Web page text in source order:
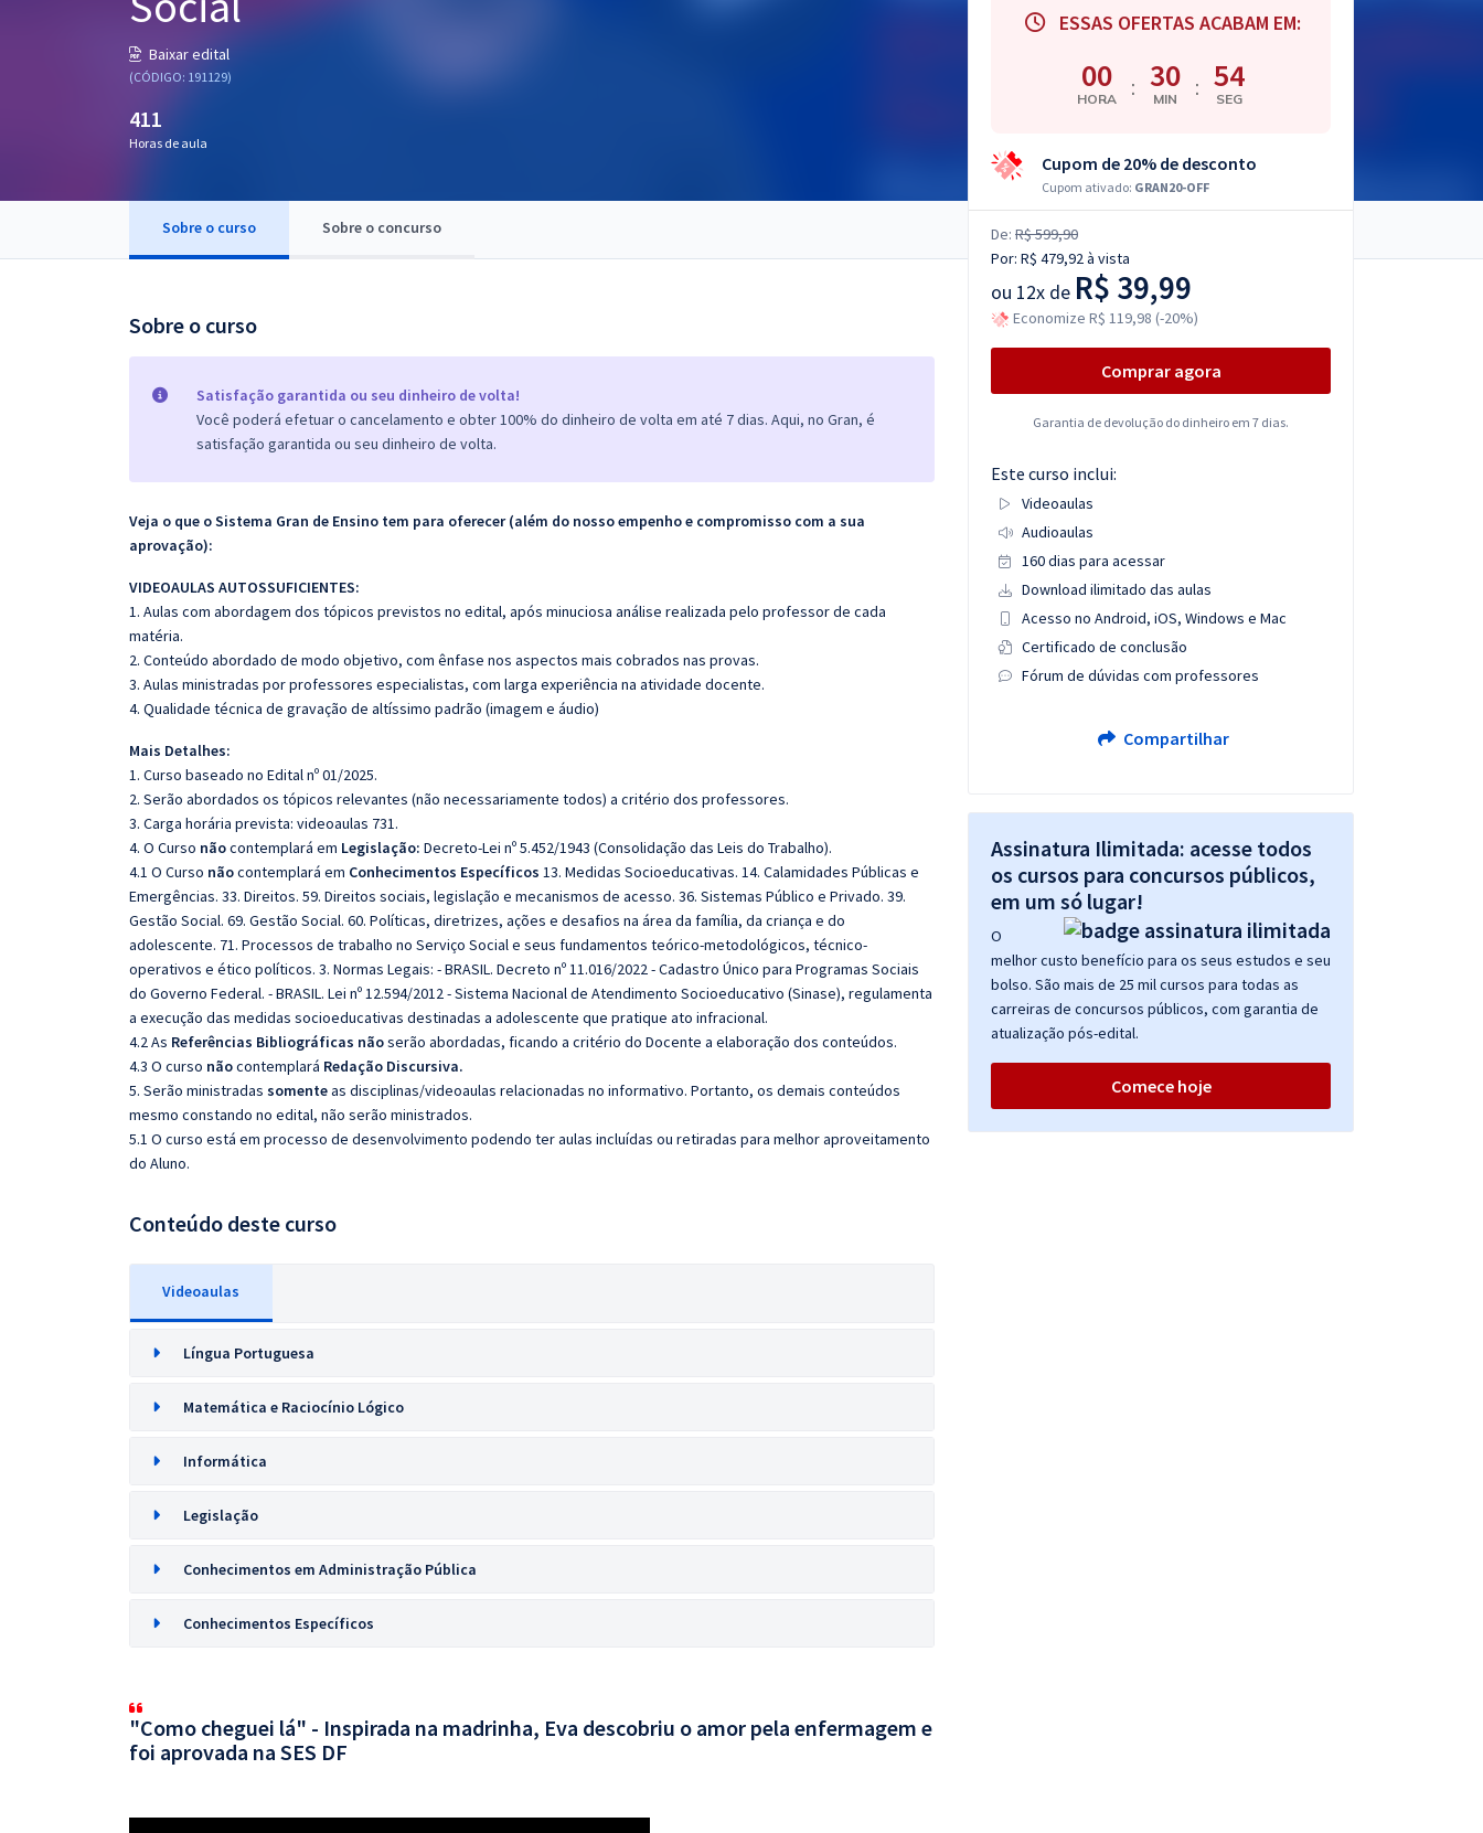
Baixar edital
(CÓDIGO: 191129)
411
Horas de aula
Sobre o curso Sobre o concurso
Sobre o curso
Satisfação garantida ou seu dinheiro de volta!
Você poderá efetuar o cancelamento e obter 100% do dinheiro de volta em até 7 dias. Aqui, no Gran, é
satisfação garantida ou seu dinheiro de volta.
Veja o que o Sistema Gran de Ensino tem para oferecer (além do nosso empenho e compromisso com a sua
aprovação):
VIDEOAULAS AUTOSSUFICIENTES:
1. Aulas com abordagem dos tópicos previstos no edital, após minuciosa análise realizada pelo professor de cada
matéria.
2. Conteúdo abordado de modo objetivo, com ênfase nos aspectos mais cobrados nas provas.
3. Aulas ministradas por professores especialistas, com larga experiência na atividade docente.
4. Qualidade técnica de gravação de altíssimo padrão (imagem e áudio)
Mais Detalhes:
1. Curso baseado no Edital nº 01/2025.
2. Serão abordados os tópicos relevantes (não necessariamente todos) a critério dos professores.
3. Carga horária prevista: videoaulas 731.
4. O Curso nãocontemplará em Legislação: Decreto-Lei nº 5.452/1943 (Consolidação das Leis do Trabalho).
4.1 O Curso nãocontemplará em Conhecimentos Específicos 13. Medidas Socioeducativas. 14. Calamidades Públicas e
Emergências. 33. Direitos. 59. Direitos sociais, legislação e mecanismos de acesso. 36. Sistemas Público e Privado. 39.
Gestão Social. 69. Gestão Social. 60. Políticas, diretrizes, ações e desafios na área da família, da criança e do
adolescente. 71. Processos de trabalho no Serviço Social e seus fundamentos teórico-metodológicos, técnico-
operativos e ético políticos. 3. Normas Legais: - BRASIL. Decreto nº 11.016/2022 - Cadastro Único para Programas Sociais
do Governo Federal. - BRASIL. Lei nº 12.594/2012 - Sistema Nacional de Atendimento Socioeducativo (Sinase), regulamenta
a execução das medidas socioeducativas destinadas a adolescente que pratique ato infracional.
4.2 As Referências Bibliográficas nãoserão abordadas, ficando a critério do Docente a elaboração dos conteúdos.
4.3 O curso nãocontemplará Redação Discursiva.
5. Serão ministradas somenteas disciplinas/videoaulas relacionadas no informativo. Portanto, os demais conteúdos
mesmo constando no edital, não serão ministrados.
5.1 O curso está em processo de desenvolvimento podendo ter aulas incluídas ou retiradas para melhor aproveitamento
do Aluno.
Conteúdo deste curso
Videoaulas
Língua Portuguesa
Matemática e Raciocínio Lógico
Informática
Legislação
Conhecimentos em Administração Pública
Conhecimentos Específicos
"Como cheguei lá" - Inspirada na madrinha, Eva descobriu o amor pela enfermagem e
foi aprovada na SES DF
ESSAS OFERTAS ACABAM EM:
00
HORA : 30
MIN : 53
SEG
Cupom de 20% de desconto
Cupom ativado: GRAN20-OFF
De: R$ 599,90
Por: R$ 479,92à vista
ou 12x de R$ 39,99
Economize R$ 119,98 (-20%)
Comprar agora
Garantia de devolução do dinheiro em 7 dias.
Este curso inclui:
Videoaulas
Audioaulas
160 dias para acessar
Download ilimitado das aulas
Acesso no Android, iOS, Windows e Mac
Certificado de conclusão
Fórum de dúvidas com professores
Compartilhar
Assinatura Ilimitada: acesse todos
os cursos para concursos públicos,
em um só lugar!
O
melhor custo benefício para os seus estudos e seu
bolso. São mais de 25 mil cursos para todas as
carreiras de concursos públicos, com garantia de
atualização pós-edital.
Comece hoje